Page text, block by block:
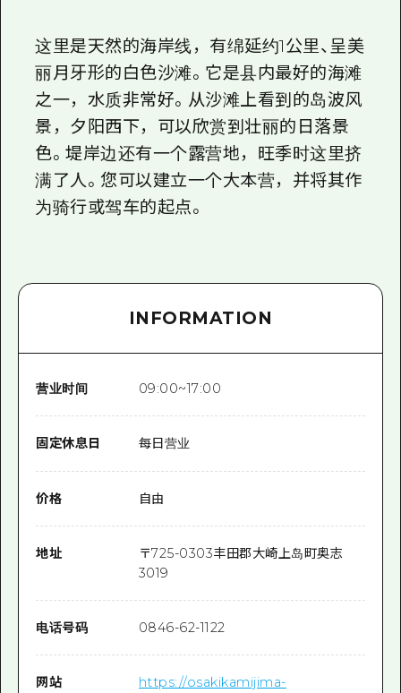
广岛观光宣传册
这里是天然的海岸线，有绵延约1公里、呈美
丽月牙形的白色沙滩。它是县内最好的海滩
之一，水质非常好。从沙滩上看到的岛波风
景，夕阳西下，可以欣赏到壮丽的日落景
色。堤岸边还有一个露营地，旺季时这里挤
满了人。您可以建立一个大本营，并将其作
为骑行或驾车的起点。
INFORMATION
营业时间 09:00~17:00
固定休息日 每日营业
价格 自由
地址 〒725-0303丰田郡大崎上岛町奥志
3019
电话号码 0846-62-1122
网站
https://osakikamijima-